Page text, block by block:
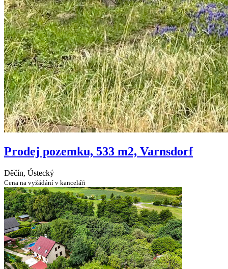
Prodej pozemku, 533 m2, Varnsdorf
Děčín, Ústecký
Cena na vyžádání v kanceláři